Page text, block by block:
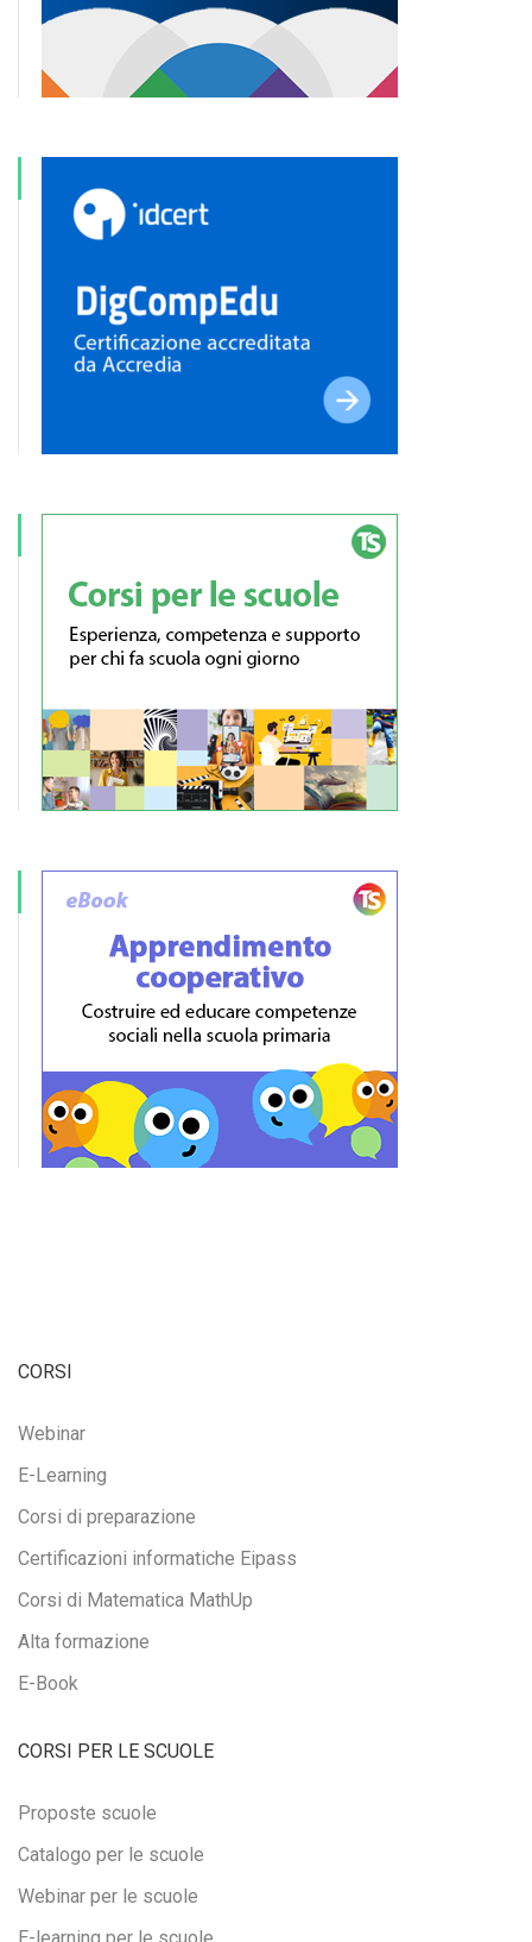
CORSI
Webinar
E-Learning
Corsi di preparazione
Certificazioni informatiche Eipass
Corsi di Matematica MathUp
Alta formazione
E-Book
CORSI PER LE SCUOLE
Proposte scuole
Catalogo per le scuole
Webinar per le scuole